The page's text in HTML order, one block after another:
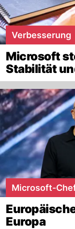
Verbesserung
Microsoft
Stabilität
Microsoft-
Europa